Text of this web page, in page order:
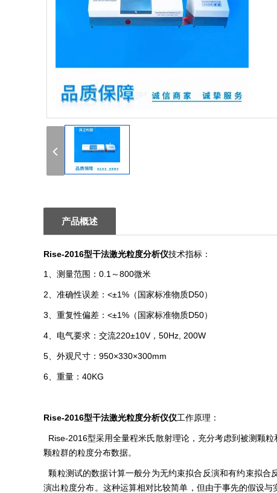
产品概述
Rise-2016型干法激光粒度分析仪技术指标：
1、测量范围：0.1～800微米
2、准确性误差：<±1%（国家标准物质D50）
3、重复性偏差：<±1%（国家标准物质D50）
4、电气要求：交流220±10V，50Hz, 200W
5、外观尺寸：950×330×300mm
6、重量：40KG
Rise-2016型干法激光粒度分析仪仪工作原理：
Rise-2016型采用全量程米氏散射理论，充分考虑到被测颗
颗粒群的粒度分布数据。
颗粒测试的数据计算一般分为无约束拟合反演和有约束拟
演出粒度分布。这种运算相对比较简单，但由于事先的假设